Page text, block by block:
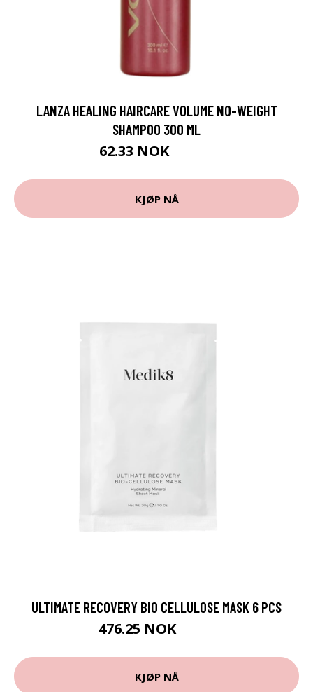
LANZA HEALING HAIRCARE VOLUME NO-WEIGHT
SHAMPOO 300 ML
62.33 NOK
KJØP NÅ
ULTIMATE RECOVERY BIO CELLULOSE MASK 6 PCS
476.25 NOK
KJØP NÅ